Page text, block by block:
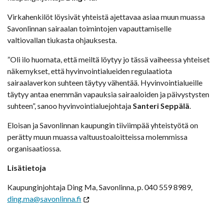
Virkahenkilöt löysivät yhteistä ajettavaa asiaa muun muassa
Savonlinnan sairaalan toimintojen vapauttamiselle
valtiovallan tiukasta ohjauksesta.
”Oli ilo huomata, että meiltä löytyy jo tässä vaiheessa yhteiset
näkemykset, että hyvinvointialueiden regulaatiota
sairaalaverkon suhteen täytyy vähentää. Hyvinvointialueille
täytyy antaa enemmän vapauksia sairaaloiden ja päivystysten
suhteen”, sanoo hyvinvointialuejohtajaSanteri Seppälä.
Eloisan ja Savonlinnan kaupungin tiiviimpää yhteistyötä on
perätty muun muassa valtuustoaloitteissa molemmissa
organisaatiossa.
Lisätietoja
Kaupunginjohtaja Ding Ma, Savonlinna, p. 040 559 8989,
ding.ma@savonlinna.fi